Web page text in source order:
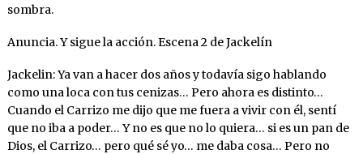
sombra.
Anuncia. Y sigue la acción. Escena 2 de Jackelín
Jackelin: Ya van a hacer dos años y todavía sigo hablando
como una loca con tus cenizas… Pero ahora es distinto…
Cuando el Carrizo me dijo que me fuera a vivir con él, sentí
que no iba a poder… Y no es que no lo quiera… si es un pan de
Dios, el Carrizo… pero qué sé yo… me daba cosa… Pero no